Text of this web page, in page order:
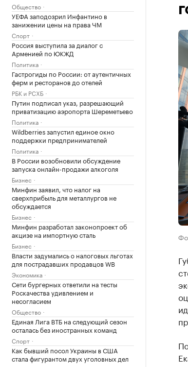
Общество
УЕФА заподозрил Инфантино в
занижении цены на права ЧМ
Спорт
Россия выступила за диалог с
Арменией по ЮКЖД
Политика
Гастрогиды по России: от аутентичных
ферм и ресторанов до отелей
РБК и РСХБ
Путин подписал указ, разрешающий
приватизацию аэропорта Шереметьево
Политика
Wildberries запустил единое окно
поддержки предпринимателей
Политика
В России возобновили обсуждение
запуска онлайн-продажи алкоголя
Бизнес
Минфин заявил, что налог на
сверхприбыль для металлургов не
обсуждается
Бизнес
Минфин разработал законопроект об
акцизе на импортную сталь
Бизнес
Власти задумались о налоговых льготах
для пострадавших продавцов WB
Экономика
Сети бургерных ответили на тесты
Роскачества удивлением и
несогласием
Общество
Единая Лига ВТБ на следующий сезон
осталась без иностранных команд
Спорт
Как бывший посол Украины в США
стала фигурантом двух уголовных дел